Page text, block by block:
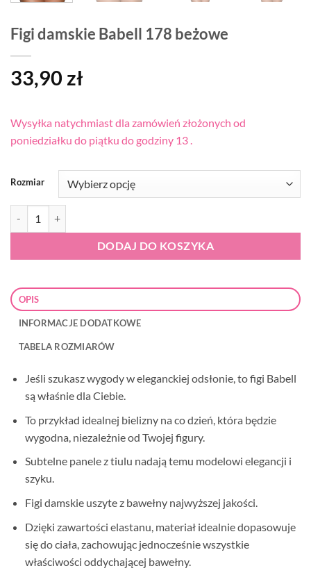
Figi damskie Babell 178 beżowe
33,90 zł
Wysyłka natychmiast dla zamówień złożonych od
poniedziałku do piątku do godziny 13 .
Rozmiar
DODAJ DO KOSZYKA
OPIS
INFORMACJE DODATKOWE
TABELA ROZMIARÓW
Jeśli szukasz wygody w eleganckiej odsłonie, to figi Babell
są właśnie dla Ciebie.
To przykład idealnej bielizny na co dzień, która będzie
wygodna, niezależnie od Twojej figury.
Subtelne panele z tiulu nadają temu modelowi elegancji i
szyku.
Figi damskie uszyte z bawełny najwyższej jakości.
Dzięki zawartości elastanu, materiał idealnie dopasowuje
się do ciała, zachowując jednocześnie wszystkie
właściwości oddychającej bawełny.